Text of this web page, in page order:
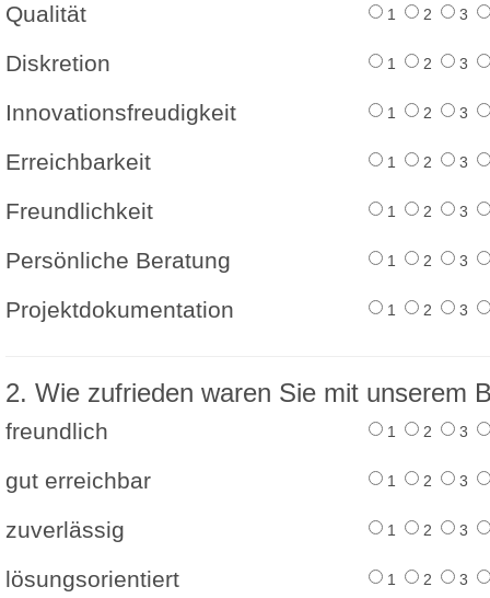
Qualität 1 2 3
Diskretion 1 2 3
Innovationsfreudigkeit 1 2 3
Erreichbarkeit 1 2 3
Freundlichkeit 1 2 3
Persönliche Beratung 1 2 3
Projektdokumentation 1 2 3
2. Wie zufrieden waren Sie mit unserem
freundlich 1 2 3
gut erreichbar 1 2 3
zuverlässig 1 2 3
lösungsorientiert 1 2 3